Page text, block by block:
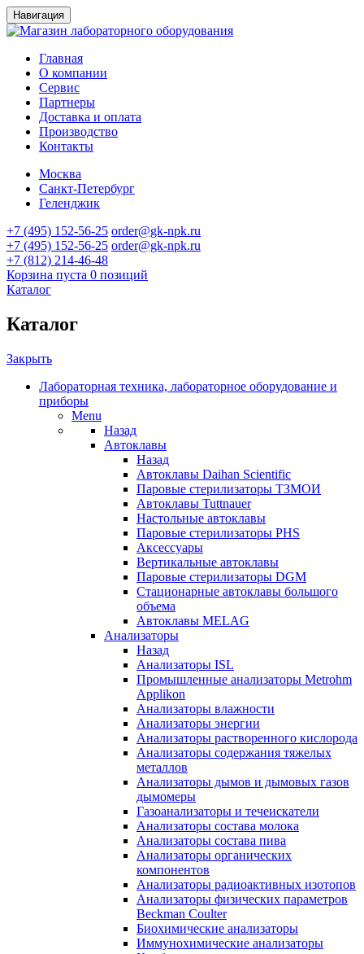
Навигация
Главная
О компании
Сервис
Партнеры
Доставка и оплата
Производство
Контакты
Москва
Санкт-Петербург
Геленджик
+7 (495) 152-56-25 order@gk-npk.ru
+7 (495) 152-56-25 order@gk-npk.ru
+7 (812) 214-46-48
Корзина пуста 0 позиций
Каталог
Каталог
Закрыть
Лабораторная техника, лабораторное оборудование и
приборы
Menu
Назад
Автоклавы
Назад
Автоклавы Daihan Scientific
Паровые стерилизаторы ТЗМОИ
Автоклавы Tuttnauer
Наcтольные автоклавы
Паровые стерилизаторы PHS
Аксессуары
Вертикальные автоклавы
Паровые стерилизаторы DGM
Стационарные автоклавы большого
объема
Автоклавы MELAG
Анализаторы
Назад
Анализаторы ISL
Промышленные анализаторы Metrohm
Applikon
Анализаторы влажности
Анализаторы энергии
Анализаторы растворенного кислорода
Анализаторы содержания тяжелых
металлов
Анализаторы дымов и дымовых газов
дымомеры
Газоанализаторы и течеискатели
Анализаторы состава молока
Анализаторы состава пива
Анализаторы органических
компонентов
Анализаторы радиоактивных изотопов
Анализаторы физических параметров
Beckman Coulter
Биохимические анализаторы
Иммунохимические анализаторы